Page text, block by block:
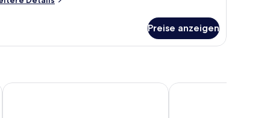
Preise anzeigen
Petradi Beach Lounge Hotel by GHH Achillion Palace Hotel